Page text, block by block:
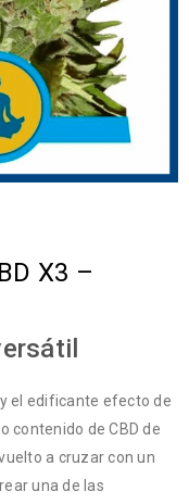
X3 –
el edificante efecto de
contenido de CBD de
a cruzar con un
una de las